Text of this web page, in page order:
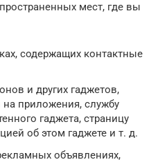
мест, где вы
содержащих контактные
и других гаджетов,
приложения, службу
гаджета, страницу
об этом гаджете и т. д.
объявлениях,